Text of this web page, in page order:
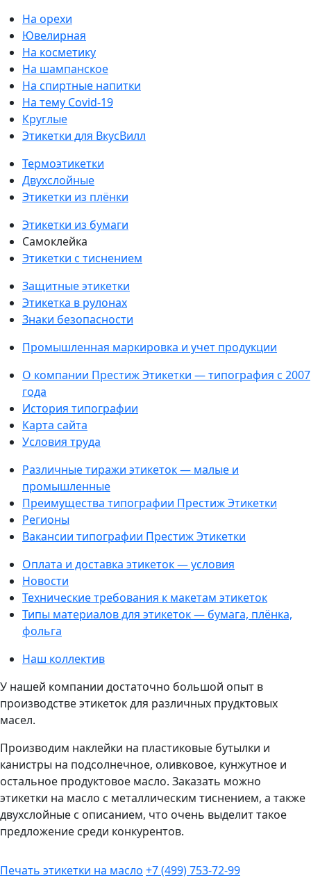
На орехи
Ювелирная
На косметику
На шампанское
На спиртные напитки
На тему Covid-19
Круглые
Этикетки для ВкусВилл
Термоэтикетки
Двухслойные
Этикетки из плёнки
Этикетки из бумаги
Самоклейка
Этикетки с тиснением
Защитные этикетки
Этикетка в рулонах
Знаки безопасности
Промышленная маркировка и учет продукции
О компании Престиж Этикетки — типография с 2007
года
История типографии
Карта сайта
Условия труда
Различные тиражи этикеток — малые и
промышленные
Преимущества типографии Престиж Этикетки
Регионы
Вакансии типографии Престиж Этикетки
Оплата и доставка этикеток — условия
Новости
Технические требования к макетам этикеток
Типы материалов для этикеток — бумага, плёнка,
фольга
Наш коллектив
У нашей компании достаточно большой опыт в
производстве этикеток для различных прудктовых
масел.
Производим наклейки на пластиковые бутылки и
канистры на подсолнечное, оливковое, кунжутное и
остальное продуктовое масло. Заказать можно
этикетки на масло с металлическим тиснением, а также
двухслойные с описанием, что очень выделит такое
предложение среди конкурентов.
Печать этикетки на масло +7 (499) 753-72-99